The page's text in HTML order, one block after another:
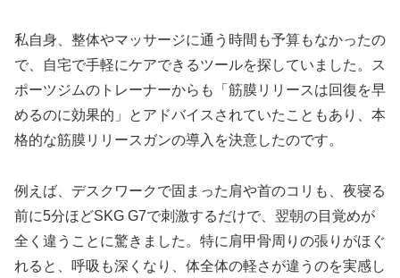
私自身、整体やマッサージに通う時間も予算もなかったの
で、自宅で手軽にケアできるツールを探していました。ス
ポーツジムのトレーナーからも「筋膜リリースは回復を早
めるのに効果的」とアドバイスされていたこともあり、本
格的な筋膜リリースガンの導入を決意したのです。
例えば、デスクワークで固まった肩や首のコリも、夜寝る
前に5分ほどSKG G7で刺激するだけで、翌朝の目覚めが
全く違うことに驚きました。特に肩甲骨周りの張りがほぐ
れると、呼吸も深くなり、体全体の軽さが違うのを実感し